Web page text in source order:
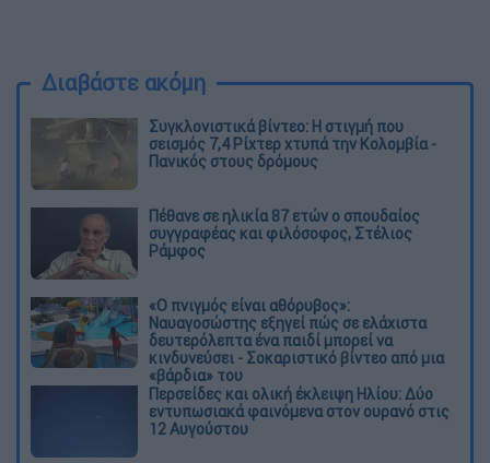
Διαβάστε ακόμη
Συγκλονιστικά βίντεο: Η στιγμή που
σεισμός 7,4 Ρίχτερ χτυπά την Κολομβία -
Πανικός στους δρόμους
Πέθανε σε ηλικία 87 ετών ο σπουδαίος
συγγραφέας και φιλόσοφος, Στέλιος
Ράμφος
«Ο πνιγμός είναι αθόρυβος»:
Ναυαγοσώστης εξηγεί πώς σε ελάχιστα
δευτερόλεπτα ένα παιδί μπορεί να
κινδυνεύσει - Σοκαριστικό βίντεο από μια
«βάρδια» του
Περσείδες και ολική έκλειψη Ηλίου: Δύο
εντυπωσιακά φαινόμενα στον ουρανό στις
12 Αυγούστου